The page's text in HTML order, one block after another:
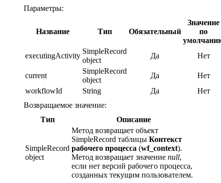
Параметры:
Название Тип Обязательный
Значение
по
executingActivity
SimpleRecord
object
Да Нет
current
SimpleRecord
object
Да
Нет
workflowId
String Да
Нет
Возвращаемое значение:
Тип
Описание
SimpleRecord
object
Метод возвращает объект
SimpleRecord таблицы Контекст
рабочего процесса (wf_context).
Метод возвращает значение null,
если нет версий рабочего процесса,
созданных текущим пользователем.